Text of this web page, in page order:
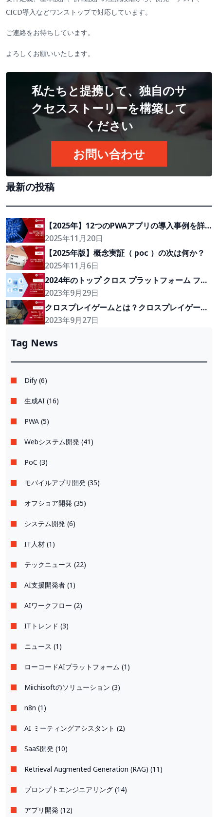
CICD導入などワンストップで対応しています。
ご連絡をお待ちしています。
よろしくお願いいたします。
私たちと提携して、独自のサ
クセスストーリーを構築して
ください
お問い合わせ
最新の投稿
【2025年】12つのPWAアプリの導入事例を詳
しく紹介
2025年11月20日
【2025年版】概念実証（ poc ）の次は何か？
2025年11月6日
2024年のトップ クロス プラットフォーム フレ
ーム ワーク：アプリ開発の優れた選択肢
2023年9月29日
クロスプレイゲームとは？クロスプレイゲーム
開発エンジンの紹介！
2023年9月27日
Tag News
Dify (6)
生成AI (16)
PWA (5)
Webシステム開発 (41)
PoC (3)
モバイルアプリ開発 (35)
オフショア開発 (35)
システム開発 (6)
IT人材 (1)
テックニュース (22)
AI支援開発者 (1)
AIワークフロー (2)
ITトレンド (3)
ニュース (1)
ローコードAIプラットフォーム (1)
Miichisoftのソリューション (3)
n8n (1)
AI ミーティングアシスタント (2)
SaaS開発 (10)
Retrieval Augmented Generation (RAG) (11)
プロンプトエンジニアリング (14)
アプリ開発 (12)